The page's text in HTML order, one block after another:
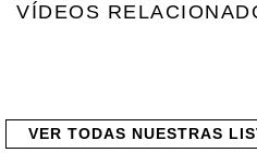
VÍDEOS
VER TODAS NUESTRAS